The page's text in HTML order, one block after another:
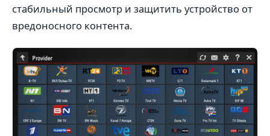
стабильный просмотр и защитить устройство от
вредоносного контента.